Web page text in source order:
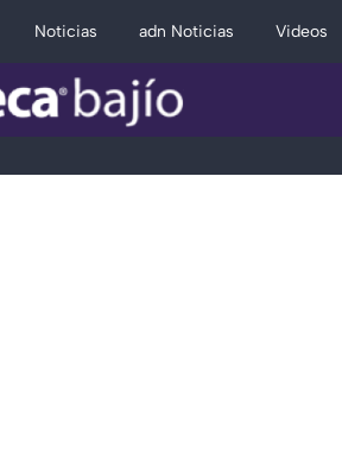
Noticias adn Noticias Videos